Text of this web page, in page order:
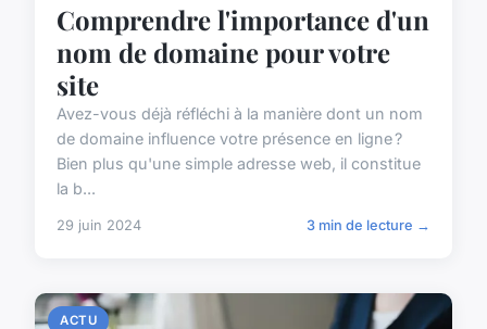
Comprendre l'importance d'un
nom de domaine pour votre
site
Avez-vous déjà réfléchi à la manière dont un nom
de domaine influence votre présence en ligne ?
Bien plus qu'une simple adresse web, il constitue
la b...
29 juin 2024 3 min de lecture →
ACTU